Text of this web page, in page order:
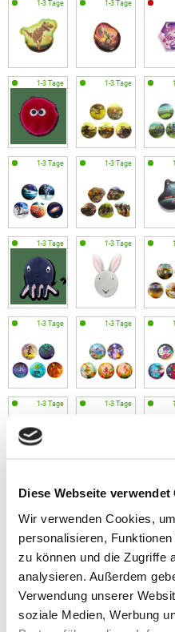
Diese Webseite verwendet
Wir verwenden Cookies,
personalisieren,
zu können und die Zugriffe
analysieren. Außerdem
Verwendung unserer
soziale Medien, Werbung